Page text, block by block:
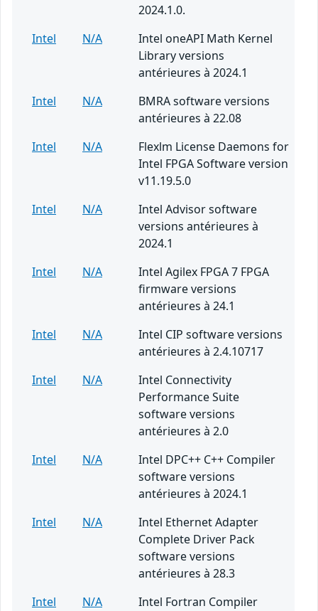
2024.1.0.
Intel
N/A
Intel oneAPI Math Kernel
Library versions
antérieures à 2024.1
Intel
N/A
BMRA software versions
antérieures à 22.08
Intel
N/A
Flexlm License Daemons for
Intel FPGA Software version
v11.19.5.0
Intel
N/A
Intel Advisor software
versions antérieures à
2024.1
Intel
N/A
Intel Agilex FPGA 7 FPGA
firmware versions
antérieures à 24.1
Intel
N/A
Intel CIP software versions
antérieures à 2.4.10717
Intel
N/A
Intel Connectivity
Performance Suite
software versions
antérieures à 2.0
Intel
N/A
Intel DPC++ C++ Compiler
software versions
antérieures à 2024.1
Intel
N/A
Intel Ethernet Adapter
Complete Driver Pack
software versions
antérieures à 28.3
Intel
N/A
Intel Fortran Compiler